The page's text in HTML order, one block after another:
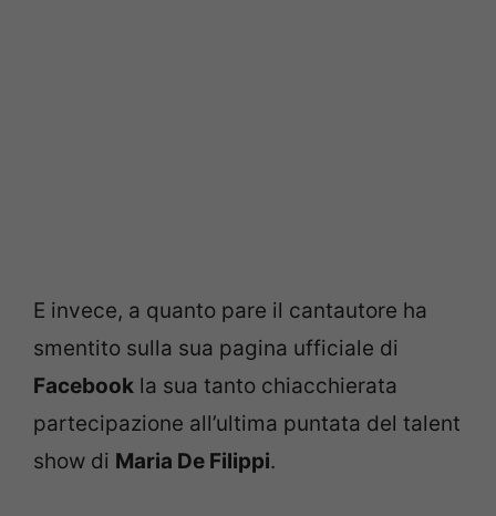
E invece, a quanto pare il cantautore ha
smentito sulla sua pagina ufficiale di
Facebook la sua tanto chiacchierata
partecipazione all’ultima puntata del talent
show di Maria De Filippi.